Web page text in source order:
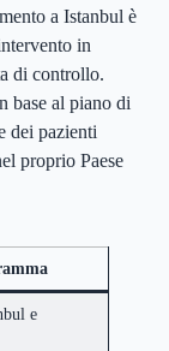
a Istanbul è
in
di controllo.
base al piano di
dei pazienti
proprio Paese
e